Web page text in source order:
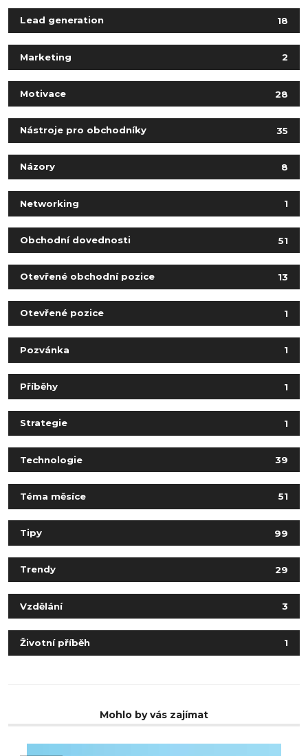
Lead generation 18
Marketing 2
Motivace 28
Nástroje pro obchodníky 35
Názory 8
Networking 1
Obchodní dovednosti 51
Otevřené obchodní pozice 13
Otevřené pozice 1
Pozvánka 1
Příběhy 1
Strategie 1
Technologie 39
Téma měsíce 51
Tipy 99
Trendy 29
Vzdělání 3
Životní příběh 1
Mohlo by vás zajímat